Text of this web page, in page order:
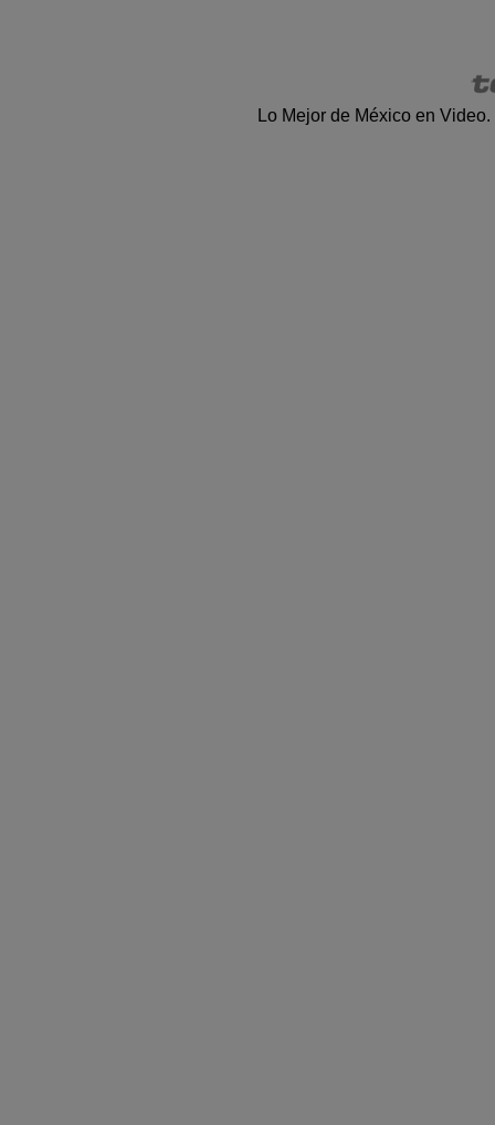
Lo Mejor de México en